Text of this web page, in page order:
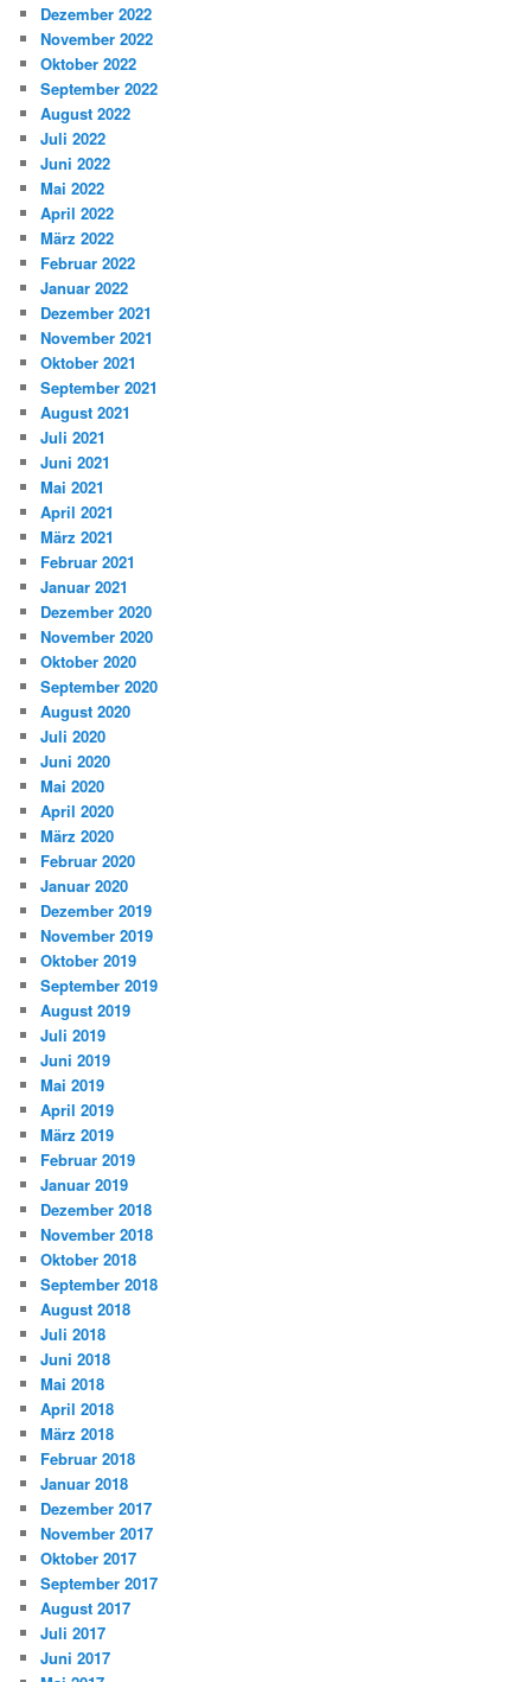
Dezember 2022
November 2022
Oktober 2022
September 2022
August 2022
Juli 2022
Juni 2022
Mai 2022
April 2022
März 2022
Februar 2022
Januar 2022
Dezember 2021
November 2021
Oktober 2021
September 2021
August 2021
Juli 2021
Juni 2021
Mai 2021
April 2021
März 2021
Februar 2021
Januar 2021
Dezember 2020
November 2020
Oktober 2020
September 2020
August 2020
Juli 2020
Juni 2020
Mai 2020
April 2020
März 2020
Februar 2020
Januar 2020
Dezember 2019
November 2019
Oktober 2019
September 2019
August 2019
Juli 2019
Juni 2019
Mai 2019
April 2019
März 2019
Februar 2019
Januar 2019
Dezember 2018
November 2018
Oktober 2018
September 2018
August 2018
Juli 2018
Juni 2018
Mai 2018
April 2018
März 2018
Februar 2018
Januar 2018
Dezember 2017
November 2017
Oktober 2017
September 2017
August 2017
Juli 2017
Juni 2017